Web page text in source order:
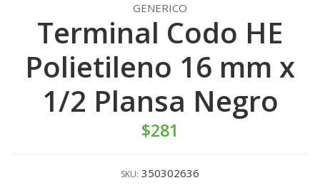
GENERICO
Terminal Codo HE
Polietileno 16 mm x
1/2 Plansa Negro
$281
SKU: 350302636